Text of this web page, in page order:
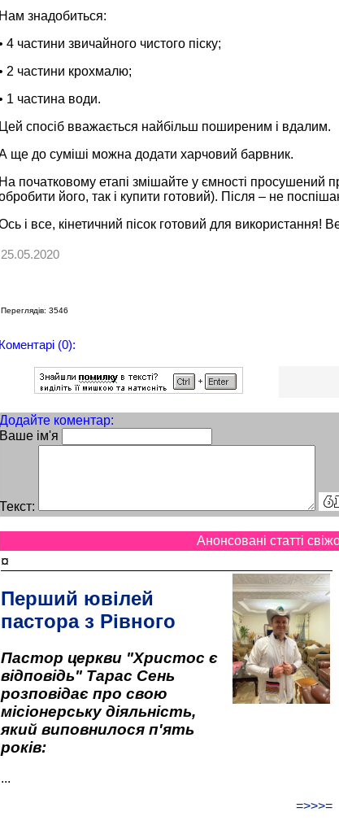
Нам знадобиться:
4 частини звичайного чистого піску;
2 частини крохмалю;
1 частина води.
Цей спосіб вважається найбільш поширеним і вдалим.
ще до суміші можна додати харчовий барвник.
На початковому етапі змішайте у ємності просушений
його, так і купити готовий). Після – не
і все, кінетичний пісок готовий для використання!
25.05.2020
Переглядів: 3546
Коментарі (0):
Додайте коментар:
Ваше ім'я
Текст:
Анонсовані статті
¤
Перший ювілей
пастора з Рівного
Пастор церкви "Христос є
відповідь" Тарас Сень
розповідає про свою
місіонерську діяльність,
який виповнилося п'ять
років:
...
=>>>=